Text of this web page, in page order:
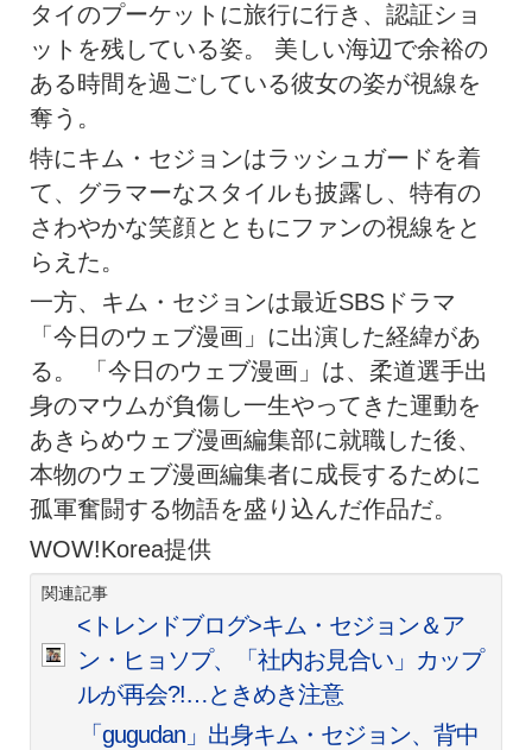
タイのプーケットに旅行に行き、認証ショ
ットを残している姿。 美しい海辺で余裕の
ある時間を過ごしている彼女の姿が視線を
奪う。
特にキム・セジョンはラッシュガードを着
て、グラマーなスタイルも披露し、特有の
さわやかな笑顔とともにファンの視線をと
らえた。
一方、キム・セジョンは最近SBSドラマ
「今日のウェブ漫画」に出演した経緯があ
る。 「今日のウェブ漫画」は、柔道選手出
身のマウムが負傷し一生やってきた運動を
あきらめウェブ漫画編集部に就職した後、
本物のウェブ漫画編集者に成長するために
孤軍奮闘する物語を盛り込んだ作品だ。
WOW!Korea提供
関連記事
<トレンドブログ>キム・セジョン＆ア
ン・ヒョソプ、「社内お見合い」カップ
ルが再会?!…ときめき注意
「gugudan」出身キム・セジョン、背中